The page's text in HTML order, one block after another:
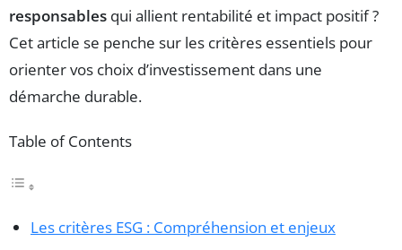
responsables qui allient rentabilité et impact positif ?
Cet article se penche sur les critères essentiels pour
orienter vos choix d’investissement dans une
démarche durable.
Table of Contents
Les critères ESG : Compréhension et enjeux